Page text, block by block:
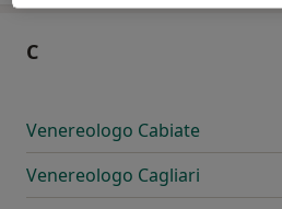
C
Venereologo Cabiate
Venereologo Cagliari